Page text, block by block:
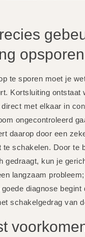
opsporen
te sporen moet je
Kortsluiting ontstaat
met elkaar in
ongecontroleerd
daarop door een
te schakelen. Door te
gedraagt, kun je
langzaam
diagnose begint
schakelgedrag van